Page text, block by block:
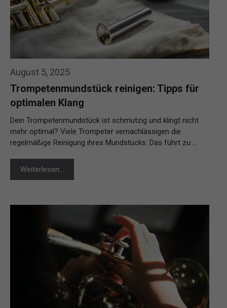
August 5, 2025
Trompetenmundstück reinigen: Tipps für
optimalen Klang
Dein Trompetenmundstück ist schmutzig und klingt nicht
mehr optimal? Viele Trompeter vernachlässigen die
regelmäßige Reinigung ihres Mundstücks. Das führt zu …
Weiterlesen…